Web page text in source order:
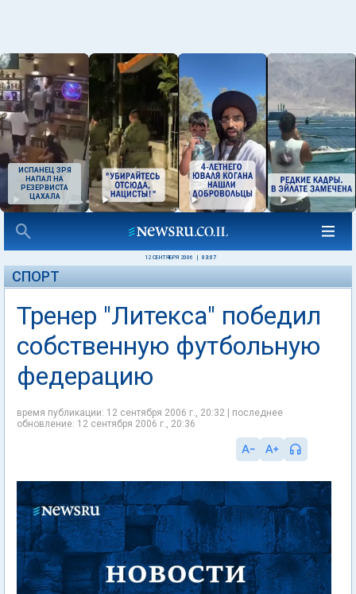
ИСПАНЕЦ ЗРЯ
НАПАЛ НА
РЕЗЕРВИСТА
ЦАХАЛА
12 СЕНТЯБРЯ 2006 03:07
СПОРТ
Тренер "Литекса" победил
собственную футбольную
федерацию
время публикации: 12 сентября 2006 г., 20:32 | последнее
обновление: 12 сентября 2006 г., 20:36